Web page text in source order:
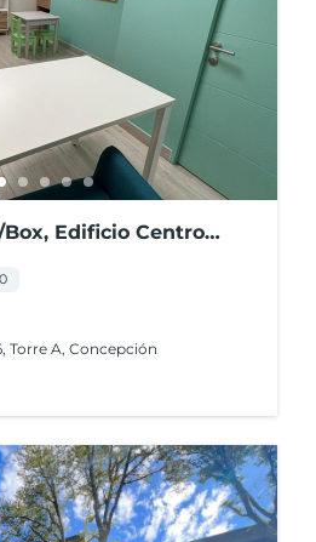
Edificio Centro
Torre A, Concepción